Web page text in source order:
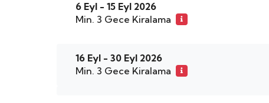
6 Eyl - 15 Eyl 2026
Min. 3 Gece Kiralama
16 Eyl - 30 Eyl 2026
Min. 3 Gece Kiralama